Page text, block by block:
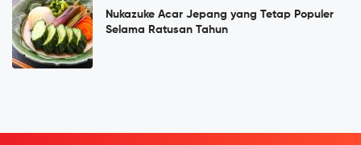
Nukazuke Acar Jepang yang Tetap Populer
Selama Ratusan Tahun